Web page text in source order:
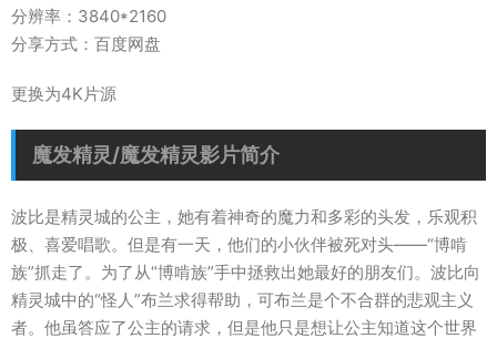
分辨率：3840*2160
分享方式：百度网盘
更换为4K片源
魔发精灵/魔发精灵影片简介
波比是精灵城的公主，她有着神奇的魔力和多彩的头发，乐观积
极、喜爱唱歌。但是有一天，他们的小伙伴被死对头——“博啃
族”抓走了。为了从“博啃族”手中拯救出她最好的朋友们。波比向
精灵城中的“怪人”布兰求得帮助，可布兰是个不合群的悲观主义
者。他虽答应了公主的请求，但是他只是想让公主知道这个世界